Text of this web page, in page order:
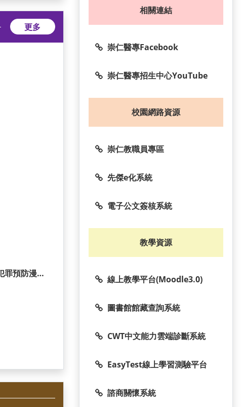
更多
罪預防漫畫
相關連結
崇仁醫專Facebook
崇仁醫專招生中心YouTube
校園網路資源
崇仁教職員專區
先傑e化系統
電子公文簽核系統
教學資源
線上教學平台(Moodle3.0)
圖書館館藏查詢系統
CWT中文能力雲端診斷系統
EasyTest線上學習測驗平台
諮商關懷系統